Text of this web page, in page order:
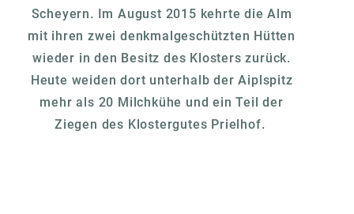
Scheyern. Im August 2015 kehrte die Alm
mit ihren zwei denkmalgeschützten Hütten
wieder in den Besitz des Klosters zurück.
Heute weiden dort unterhalb der Aiplspitz
mehr als 20 Milchkühe und ein Teil der
Ziegen des Klostergutes Prielhof.